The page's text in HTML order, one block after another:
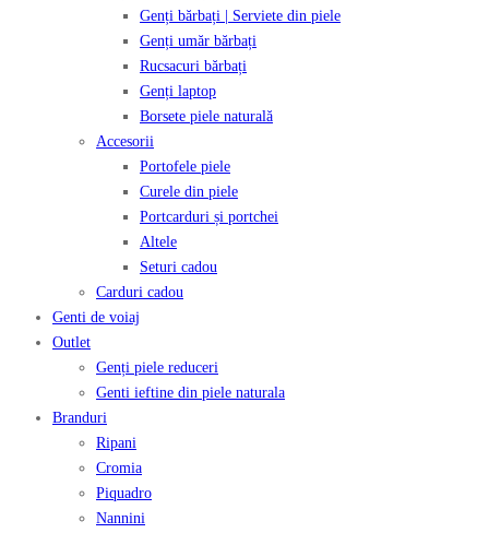
Genți bărbați | Serviete din piele
Genți umăr bărbați
Rucsacuri bărbați
Genți laptop
Borsete piele naturală
Accesorii
Portofele piele
Curele din piele
Portcarduri și portchei
Altele
Seturi cadou
Carduri cadou
Genti de voiaj
Outlet
Genți piele reduceri
Genti ieftine din piele naturala
Branduri
Ripani
Cromia
Piquadro
Nannini